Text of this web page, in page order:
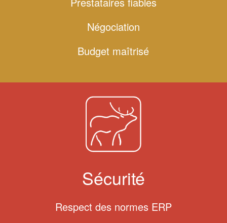
Négociation
Budget maîtrisé
Sécurité
Respect des normes ERP